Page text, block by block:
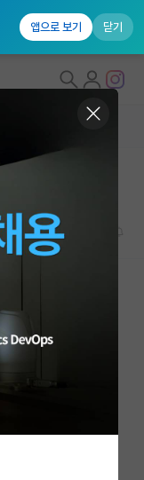
앱으로 보기 닫기